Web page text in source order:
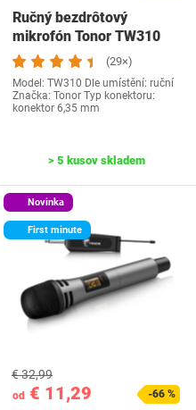
Ručný bezdrôtový
mikrofón Tonor TW310
(29×)
Model: TW310 Dle umístění: ruční
Značka: Tonor Typ konektoru:
konektor 6,35 mm
> 5 kusov skladem
Novinka
First minute
od € 11,29
€ 32,99
-66 %